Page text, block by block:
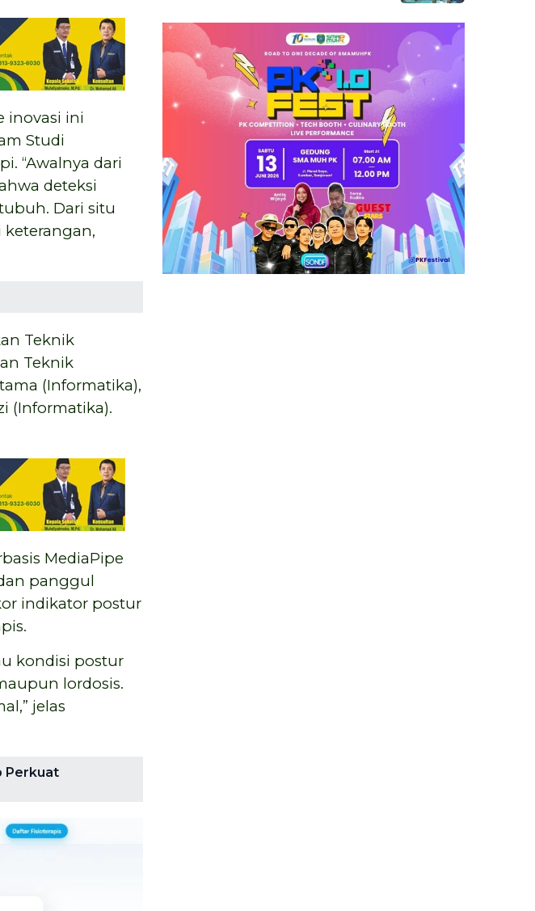
inovasi ini
Studi
“Awalnya dari
deteksi
Dari situ
keterangan,
Teknik
Teknik
(Informatika),
(Informatika).
MediaPipe
panggul
indikator postur
kondisi postur
lordosis.
jelas
Perkuat